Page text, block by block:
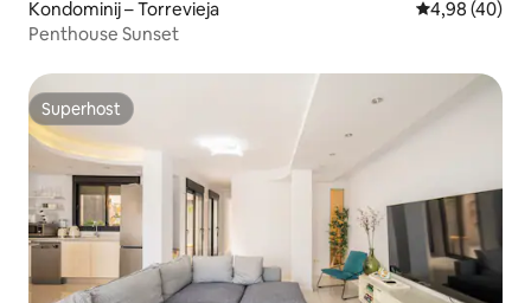
Kondominij – Torrevieja Prosječna
4,98 (40)
Penthouse Sunset
Superhost
Superhost